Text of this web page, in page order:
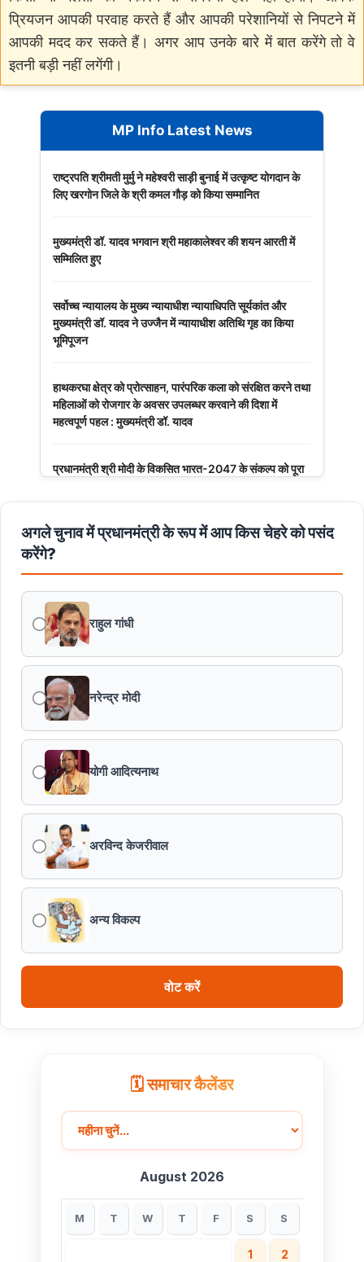
प्रियजन आपकी परवाह करते हैं और आपकी परेशानियों से निपटने में
आपकी मदद कर सकते हैं। अगर आप उनके बारे में बात करेंगे तो वे
इतनी बड़ी नहीं लगेंगी।
MP Info Latest News
राष्ट्रपति श्रीमती मुर्मु ने महेश्वरी साड़ी बुनाई में उत्कृष्ट योगदान के
लिए खरगोन जिले के श्री कमल गौड़ को किया सम्मानित
मुख्यमंत्री डॉ. यादव भगवान श्री महाकालेश्‍वर की शयन आरती में
सम्मिलित हुए
सर्वोच्च न्यायालय के मुख्‍य न्‍यायाधीश न्यायाधिपति सूर्यकांत और
मुख्यमंत्री डॉ. यादव ने उज्जैन में न्यायाधीश अतिथि गृह का किया
भूमिपूजन
हाथकरघा क्षेत्र को प्रोत्साहन, पारंपरिक कला को संरक्षित करने तथा
महिलाओं को रोजगार के अवसर उपलब्धर करवाने की दिशा में
महत्वपूर्ण पहल : मुख्यमंत्री डॉ. यादव
प्रधानमंत्री श्री मोदी के विकसित भारत-2047 के संकल्प को पूरा
बंदियों की समय पूर्व रिहाई दूसरे बंदियों को भी अच्छे आचरण के लिए
करेगी प्रोत्साहित : मुख्यमंत्री डॉ. यादव
छिंदवाड़ा को औद्योगिक हब बनाने की दिशा में तेज होंगे प्रयास :
मुख्यमंत्री डॉ. यादव
जन सेवा में संवेदनशीलता ही सुशासन की पहचान : मुख्यमंत्री डॉ.
प्रशिक्षु छात्राएं आत्मविश्वास रखें, तकनीकी दक्षता के साथ अपनी
जड़ों से जुड़े : मुख्यमंत्री डॉ. यादव
प्रत्येक शुक्रवार को दौरे पर रहेंगे अधिकारी : मुख्यमंत्री डॉ. यादव
हथकरघा, हमारी समृद्धशाली सांस्कृतिक विरासत, कौशल और
आत्मनिर्भरता का सशक्त प्रतीक है : मुख्यमंत्री डॉ. यादव
बधाई
स्वामीनाथन की जयंती पर किया नमन
अगले चुनाव में प्रधानमंत्री के रूप में आप किस चेहरे को पसंद
करेंगे?
राहुल गांधी
नरेन्द्र मोदी
योगी आदित्यनाथ
अरविन्द केजरीवाल
अन्य विकल्प
वोट करें
🗓️ समाचार कैलेंडर
August 2026
M T W T F S S
1 2